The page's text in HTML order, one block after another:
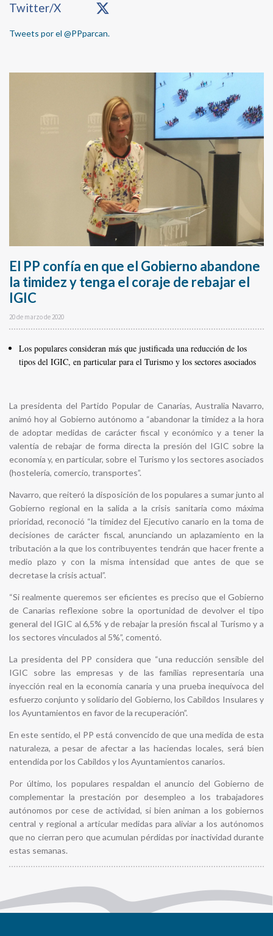
El PP confía en que el Gobierno abandone
la timidez y tenga el coraje de rebajar el
IGIC
20 de marzo de 2020
Los populares consideran más que justificada una reducción de los
tipos del IGIC, en particular para el Turismo y los sectores asociados
La presidenta del Partido Popular de Canarias, Australia Navarro,
animó hoy al Gobierno autónomo a “abandonar la timidez a la hora
de adoptar medidas de carácter fiscal y económico y a tener la
valentía de rebajar de forma directa la presión del IGIC sobre la
economía y, en particular, sobre el Turismo y los sectores asociados
(hostelería, comercio, transportes”.
Navarro, que reiteró la disposición de los populares a sumar junto al
Gobierno regional en la salida a la crisis sanitaria como máxima
prioridad, reconoció “la timidez del Ejecutivo canario en la toma de
decisiones de carácter fiscal, anunciando un aplazamiento en la
tributación a la que los contribuyentes tendrán que hacer frente a
medio plazo y con la misma intensidad que antes de que se
decretase la crisis actual”.
“Si realmente queremos ser eficientes es preciso que el Gobierno
de Canarias reflexione sobre la oportunidad de devolver el tipo
general del IGIC al 6,5% y de rebajar la presión fiscal al Turismo y a
los sectores vinculados al 5%”, comentó.
La presidenta del PP considera que “una reducción sensible del
IGIC sobre las empresas y de las familias representaría una
inyección real en la economía canaria y una prueba inequívoca del
esfuerzo conjunto y solidario del Gobierno, los Cabildos Insulares y
los Ayuntamientos en favor de la recuperación”.
En este sentido, el PP está convencido de que una medida de esta
naturaleza, a pesar de afectar a las haciendas locales, será bien
entendida por los Cabildos y los Ayuntamientos canarios.
Por último, los populares respaldan el anuncio del Gobierno de
complementar la prestación por desempleo a los trabajadores
autónomos por cese de actividad, si bien animan a los gobiernos
central y regional a articular medidas para aliviar a los autónomos
que no cierran pero que acumulan pérdidas por inactividad durante
estas semanas.
Primary
Twitter/X
Tweets por el @PPparcan.